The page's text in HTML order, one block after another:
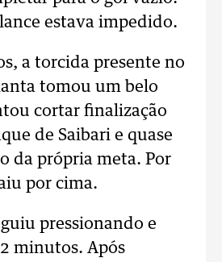
estava impedido.
a torcida presente no
tomou um belo
cortar finalização
de Saibari e quase
da própria meta. Por
por cima.
pressionando e
minutos. Após